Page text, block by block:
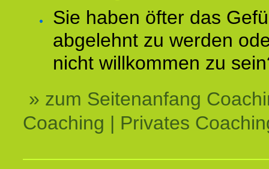
Sie haben öfter das
abgelehnt zu werden
nicht willkommen zu
» zum Seitenanfang
Coaching | Privates